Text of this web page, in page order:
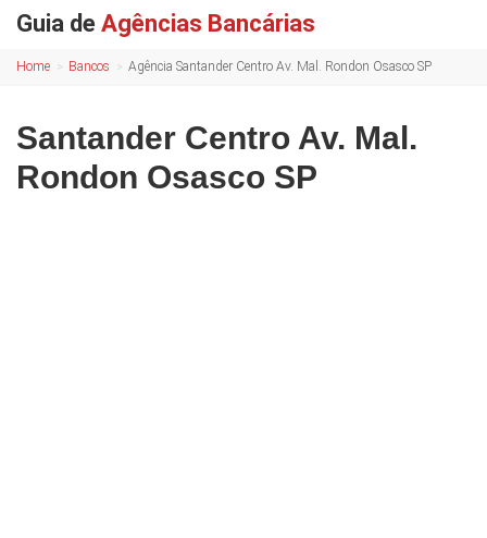
Guia de Agências Bancárias
Home Bancos Agência Santander Centro Av. Mal. Rondon Osasco SP
Santander Centro Av. Mal.
Rondon Osasco SP